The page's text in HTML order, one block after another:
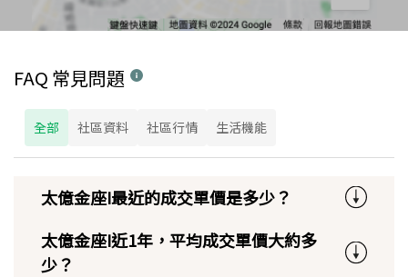
FAQ 常見問題
全部 社區資料 社區行情 生活機能
太億金座I最近的成交單價是多少？
太億金座I近1年，平均成交單價大約多
少？